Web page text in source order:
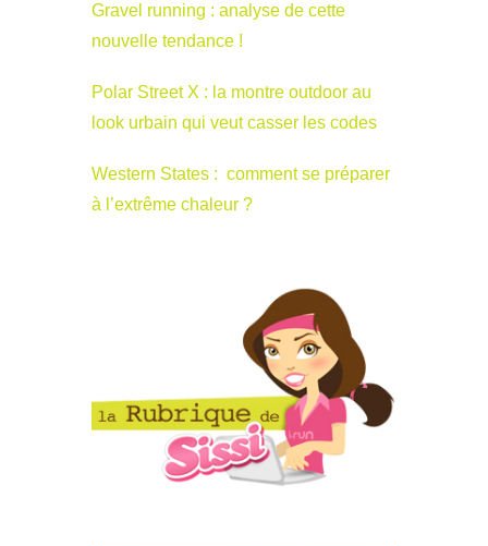
Gravel running : analyse de cette
nouvelle tendance !
Polar Street X : la montre outdoor au
look urbain qui veut casser les codes
Western States : comment se préparer
à l’extrême chaleur ?